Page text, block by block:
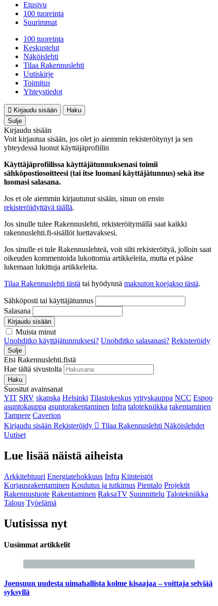
Etusivu
100 tuoreinta
Suurimmat
100 tuoreinta
Keskustelut
Näköislehti
Tilaa Rakennuslehti
Uutiskirje
Toimitus
Yhteystiedot
Kirjaudu sisään
Haku
Sulje
Kirjaudu sisään
Voit kirjautua sisään, jos olet jo aiemmin rekisteröitynyt ja sen
yhteydessä luonut käyttäjäprofiilin
Käyttäjäprofiilissa käyttäjätunnuksenasi toimii
sähköpostiosoitteesi (tai itse luomasi käyttäjätunnus) sekä itse
luomasi salasana.
Jos et ole aiemmin kirjautunut sisään, sinun on ensin
rekisteröidyttävä täällä.
Jos sinulle tulee Rakennuslehti, rekisteröitymällä saat kaikki
rakennuslehti.fi-sisällöt luettavaksesi.
Jos sinulle ei tule Rakennuslehteä, voit silti rekisteröityä, jolloin saat
oikeuden kommentoida lukottomia artikkeleita, mutta et pääse
lukemaan lukittuja artikkeleita.
Tilaa Rakennuslehti tästä tai hyödynnä maksuton koejakso tästä.
Sähköposti tai käyttäjätunnus
Salasana
Kirjaudu sisään
Muista minut
Unohditko käyttäjätunnuksesi? Unohditko salasanasi? Rekisteröidy
Sulje
Etsi Rakennuslehti.fistä
Hae tältä sivustolta
Haku
Suositut avainsanat
YIT SRV skanska Helsinki Tilastokeskus yrityskauppa NCC Espoo
asuntokauppa asuntorakentaminen Infra talotekniikka rakentaminen
Tampere Caverion
Kirjaudu sisään Rekisteröidy Tilaa Rakennuslehti Näköislehdet
Uutiset
Lue lisää näistä aiheista
Arkkitehtuuri Energiatehokkuus Infra Kiinteistöt
Korjausrakentaminen Koulutus ja tutkimus Pientalo Projektit
Rakennustuote Rakentaminen RaksaTV Suunnittelu Talotekniikka
Talous Työelämä
Uutisissa nyt
Uusimmat artikkelit
Joensuun uudesta uimahallista kolme kisaajaa – voittaja selviää
syksyllä